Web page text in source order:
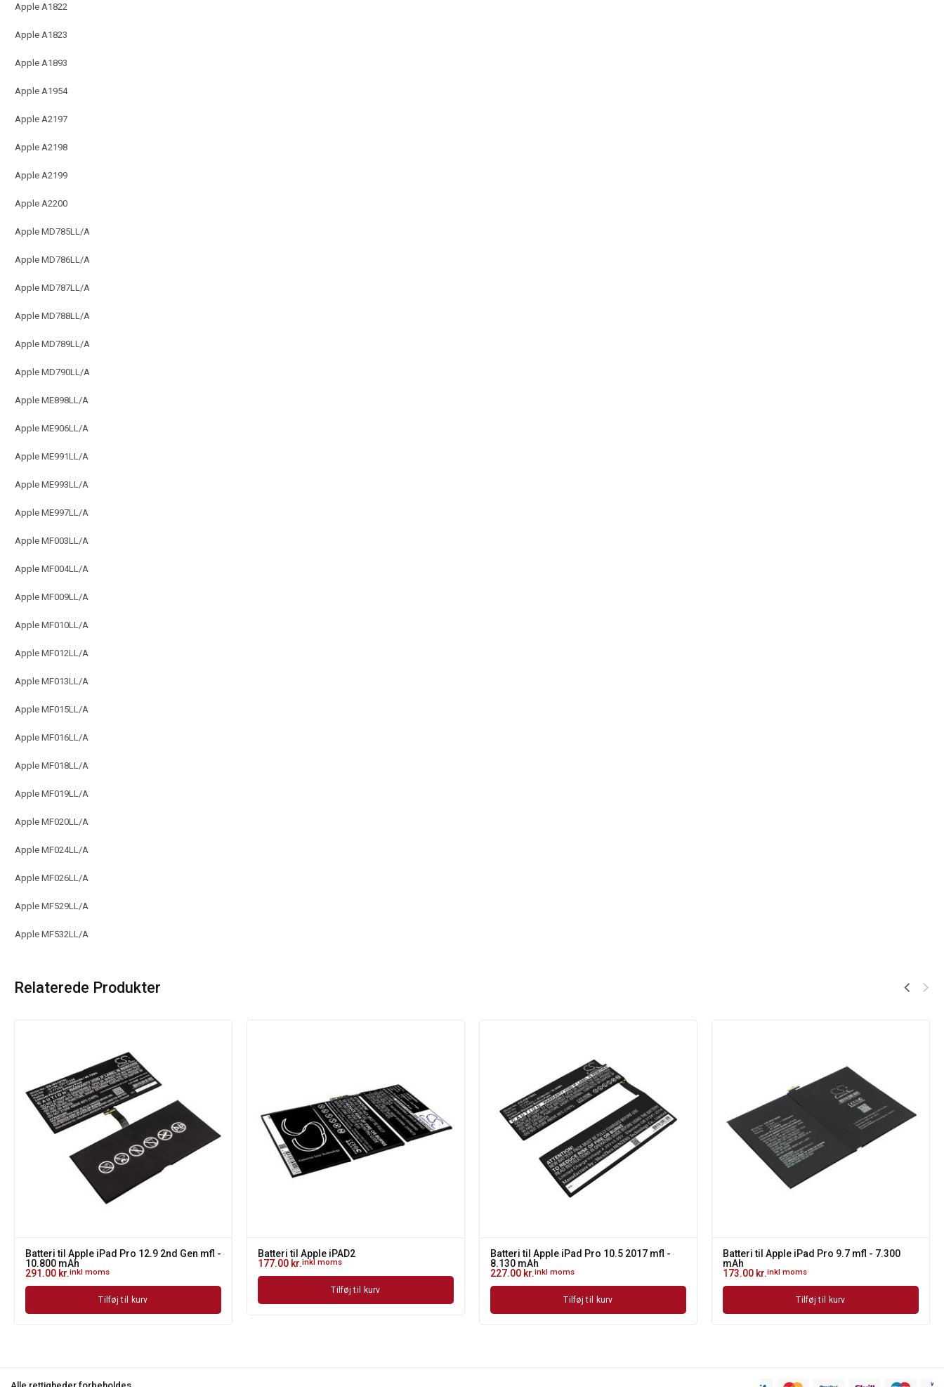
Apple A1822
Apple A1823
Apple A1893
Apple A1954
Apple A2197
Apple A2198
Apple A2199
Apple A2200
Apple MD785LL/A
Apple MD786LL/A
Apple MD787LL/A
Apple MD788LL/A
Apple MD789LL/A
Apple MD790LL/A
Apple ME898LL/A
Apple ME906LL/A
Apple ME991LL/A
Apple ME993LL/A
Apple ME997LL/A
Apple MF003LL/A
Apple MF004LL/A
Apple MF009LL/A
Apple MF010LL/A
Apple MF012LL/A
Apple MF013LL/A
Apple MF015LL/A
Apple MF016LL/A
Apple MF018LL/A
Apple MF019LL/A
Apple MF020LL/A
Apple MF024LL/A
Apple MF026LL/A
Apple MF529LL/A
Apple MF532LL/A
Relaterede Produkter
Batteri til Apple iPad Pro 12.9 2nd Gen mfl -
10.800 mAh
291.00 kr.inkl moms
Tilføj til kurv
Batteri til Apple iPAD2
177.00 kr.inkl moms
Tilføj til kurv
Batteri til Apple iPad Pro 10.5 2017 mfl -
8.130 mAh
227.00 kr.inkl moms
Tilføj til kurv
Batteri til Apple iPad Pro 9.7 mfl - 7.300
mAh
173.00 kr.inkl moms
Tilføj til kurv